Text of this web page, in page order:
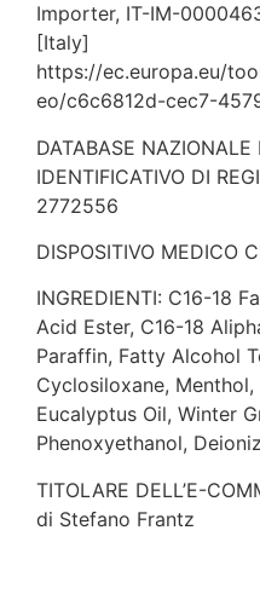
Importer, IT-IM-
[Italy]
https://ec.europa.eu/
eo/c6c6812d-cec7-
DATABASE NAZIONALE
IDENTIFICATIVO DI
2772556
DISPOSITIVO MEDICO
INGREDIENTI: C16-18
Acid Ester, C16-18
Paraffin, Fatty Alcohol
Cyclosiloxane,
Eucalyptus Oil, Winter
Phenoxyethanol,
TITOLARE DELL’E-
di Stefano Frantz